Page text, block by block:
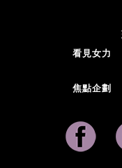
看見女力
焦點企劃